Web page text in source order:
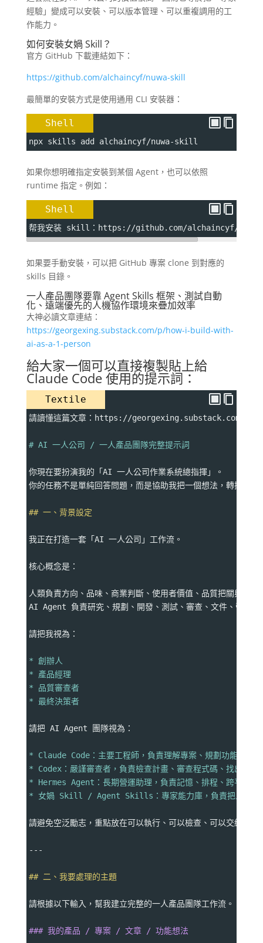
經驗」變成可以安裝、可以版本管理、可以重複調用的工
作能力。
如何安裝女媧 Skill？
官方 GitHub 下載連結如下：
https://github.com/alchaincyf/nuwa-skill
最簡單的安裝方式是使用通用 CLI 安裝器：
Shell
npx skills add alchaincyf/nuwa-skill
如果你想明確指定安裝到某個 Agent，也可以依照
runtime 指定。例如：
Shell
帮我安装 skill：https://github.com/alchaincyf/
如果要手動安裝，可以把 GitHub 專案 clone 到對應的
skills 目錄。
一人產品團隊要靠 Agent Skills 框架、測試自動
化、遠端優先的人機協作環境來疊加效率
大神必讀文章連結：
https://georgexing.substack.com/p/how-i-build-with-
ai-as-a-1-person
給大家一個可以直接複製貼上給
Claude Code 使用的提示詞：
Textile
請讀懂這篇文章：https://georgexing.substack.com/
# AI 一人公司 / 一人產品團隊完整提示詞
你現在要扮演我的「AI 一人公司作業系統總指揮」。
你的任務不是單純回答問題，而是協助我把一個想法，轉換成
## 一、背景設定
我正在打造一套「AI 一人公司」工作流。
核心概念是：
人類負責方向、品味、商業判斷、使用者價值、品質把關與最後
AI Agent 負責研究、規劃、開發、測試、審查、文件、營運與
請把我視為：
* 創辦人
* 產品經理
* 品質審查者
* 最終決策者
請把 AI Agent 團隊視為：
* Claude Code：主要工程師，負責理解專案、規劃功能、寫
* Codex：嚴謹審查者，負責檢查計畫、審查程式碼、找出邏輯
* Hermes Agent：長期營運助理，負責記憶、排程、跨平台提
* 女媧 Skill / Agent Skills：專家能力庫，負責把人物思維
請避免空泛勵志，重點放在可以執行、可以檢查、可以交給
---
## 二、我要處理的主題
請根據以下輸入，幫我建立完整的一人產品團隊工作流。
### 我的產品 / 專案 / 文章 / 功能想法